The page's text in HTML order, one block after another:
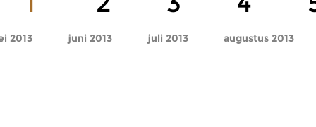
2013 juni 2013 juli 2013 augustus 2013